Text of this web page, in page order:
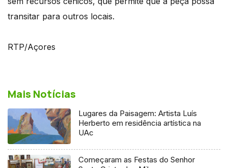
transitar para outros locais.
RTP/Açores
Mais Notícias
Lugares da Paisagem: Artista Luís
Herberto em residência artística na
UAc
Começaram as Festas do Senhor